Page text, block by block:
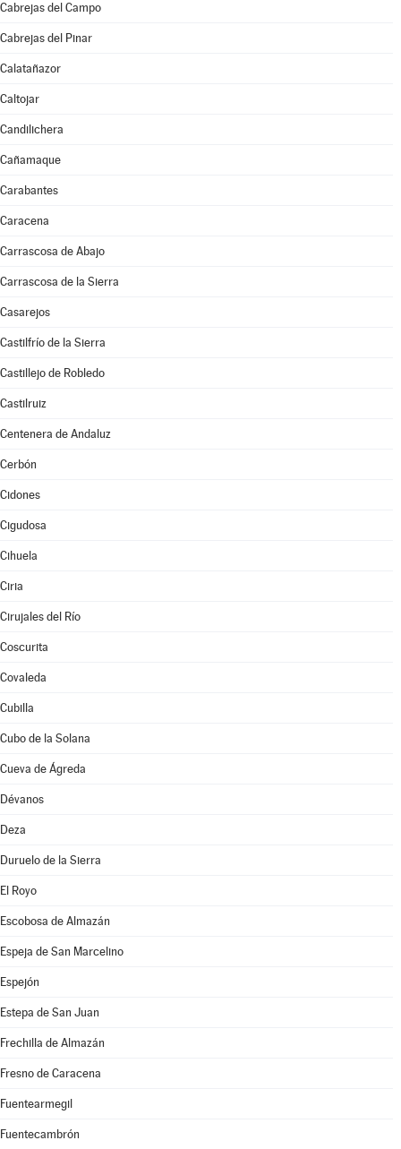
Cabrejas del Campo
Cabrejas del Pinar
Calatañazor
Caltojar
Candilichera
Cañamaque
Carabantes
Caracena
Carrascosa de Abajo
Carrascosa de la Sierra
Casarejos
Castilfrío de la Sierra
Castillejo de Robledo
Castilruiz
Centenera de Andaluz
Cerbón
Cidones
Cigudosa
Cihuela
Ciria
Cirujales del Río
Coscurita
Covaleda
Cubilla
Cubo de la Solana
Cueva de Ágreda
Dévanos
Deza
Duruelo de la Sierra
El Royo
Escobosa de Almazán
Espeja de San Marcelino
Espejón
Estepa de San Juan
Frechilla de Almazán
Fresno de Caracena
Fuentearmegil
Fuentecambrón